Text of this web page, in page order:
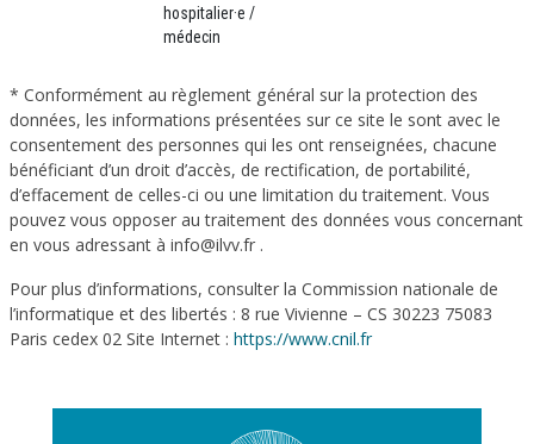
hospitalier·e /
médecin
* Conformément au règlement général sur la protection des
données, les informations présentées sur ce site le sont avec le
consentement des personnes qui les ont renseignées, chacune
bénéficiant d’un droit d’accès, de rectification, de portabilité,
d’effacement de celles-ci ou une limitation du traitement. Vous
pouvez vous opposer au traitement des données vous concernant
en vous adressant à info@ilvv.fr .
Pour plus d’informations, consulter la Commission nationale de
l’informatique et des libertés : 8 rue Vivienne – CS 30223 75083
Paris cedex 02 Site Internet : https://www.cnil.fr